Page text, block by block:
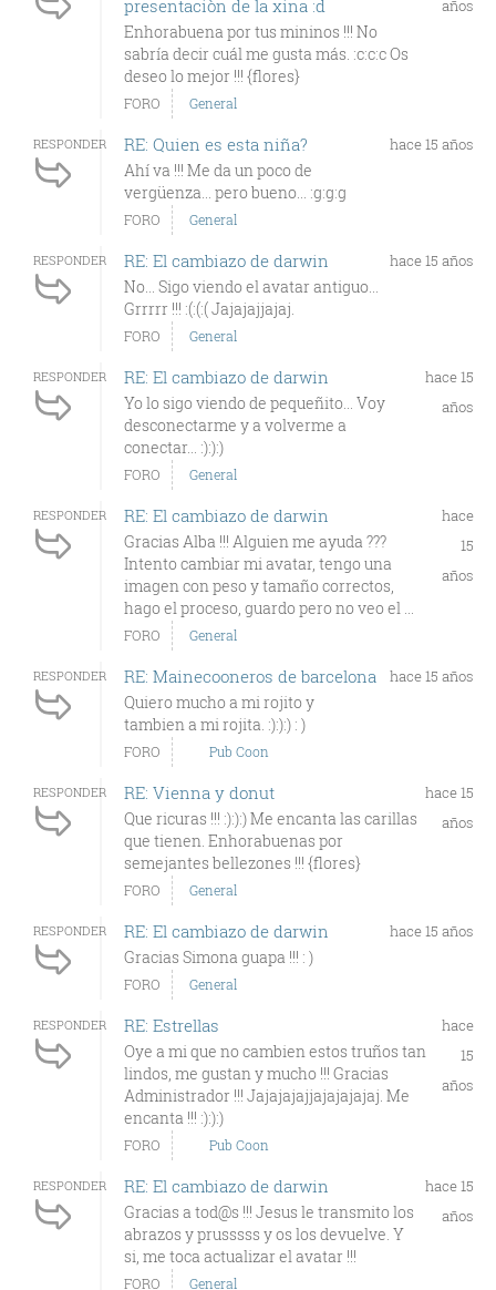
presentaciòn de la xina :d
Enhorabuena por tus mininos !!! No
sabría decir cuál me gusta más. :c:c:c Os
deseo lo mejor !!! {flores}
años
FORO General
RESPONDER RE: Quien es esta niña?
Ahí va !!! Me da un poco de
vergüenza... pero bueno... :g:g:g
hace 15 años
FORO General
RESPONDER RE: El cambiazo de darwin
No... Sigo viendo el avatar antiguo...
Grrrrr !!! :(:(:( Jajajajjajaj.
hace 15 años
FORO General
RESPONDER RE: El cambiazo de darwin
Yo lo sigo viendo de pequeñito... Voy
desconectarme y a volverme a
conectar... :):):)
hace 15
años
FORO General
RESPONDER RE: El cambiazo de darwin
Gracias Alba !!! Alguien me ayuda ???
Intento cambiar mi avatar, tengo una
imagen con peso y tamaño correctos,
hago el proceso, guardo pero no veo el ...
hace
15
años
FORO General
RESPONDER RE: Mainecooneros de barcelona
Quiero mucho a mi rojito y
tambien a mi rojita. :):):) : )
hace 15 años
FORO Pub Coon
RESPONDER RE: Vienna y donut
Que ricuras !!! :):):) Me encanta las carillas
que tienen. Enhorabuenas por
semejantes bellezones !!! {flores}
hace 15
años
FORO General
RESPONDER RE: El cambiazo de darwin
Gracias Simona guapa !!! : )
hace 15 años
FORO General
RESPONDER RE: Estrellas
Oye a mi que no cambien estos truños tan
lindos, me gustan y mucho !!! Gracias
Administrador !!! Jajajajajjajajajajaj. Me
encanta !!! :):):)
hace
15
años
FORO Pub Coon
RESPONDER RE: El cambiazo de darwin
Gracias a tod@s !!! Jesus le transmito los
abrazos y prusssss y os los devuelve. Y
si, me toca actualizar el avatar !!!
hace 15
años
FORO General